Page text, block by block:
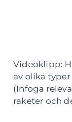
Videoklipp:
av olika
(Infoga
raketer och